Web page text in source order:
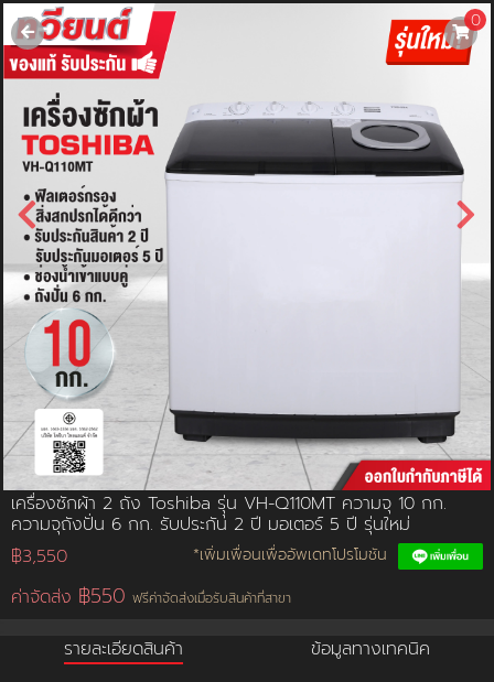
0
เครื่องซักผ้า 2 ถัง Toshiba รุุ่น VH-Q110MT ความจุ 10 กก.
ความจุถังปั่น 6 กก. รับประกัน 2 ปี มอเตอร์ 5 ปี รุ่นใหม่
฿3,550
*เพิ่มเพื่อนเพื่ออัพเดทโปรโมชัน
ค่าจัดส่ง ฿550 ฟรีค่าจัดส่งเมื่อรับสินค้าที่สาขา
รายละเอียดสินค้า ข้อมูลทางเทคนิค
username
password
LOGIN
สมัครสมาชิค ลืมรหัสผ่าน?
การซื้อของฉัน
🔥โปรโมชัน🔥
แคตตาล็อค
การชำระเงิน
ขั้นตอนการสั่งซื้อ
คณะกรรมการบริหาร